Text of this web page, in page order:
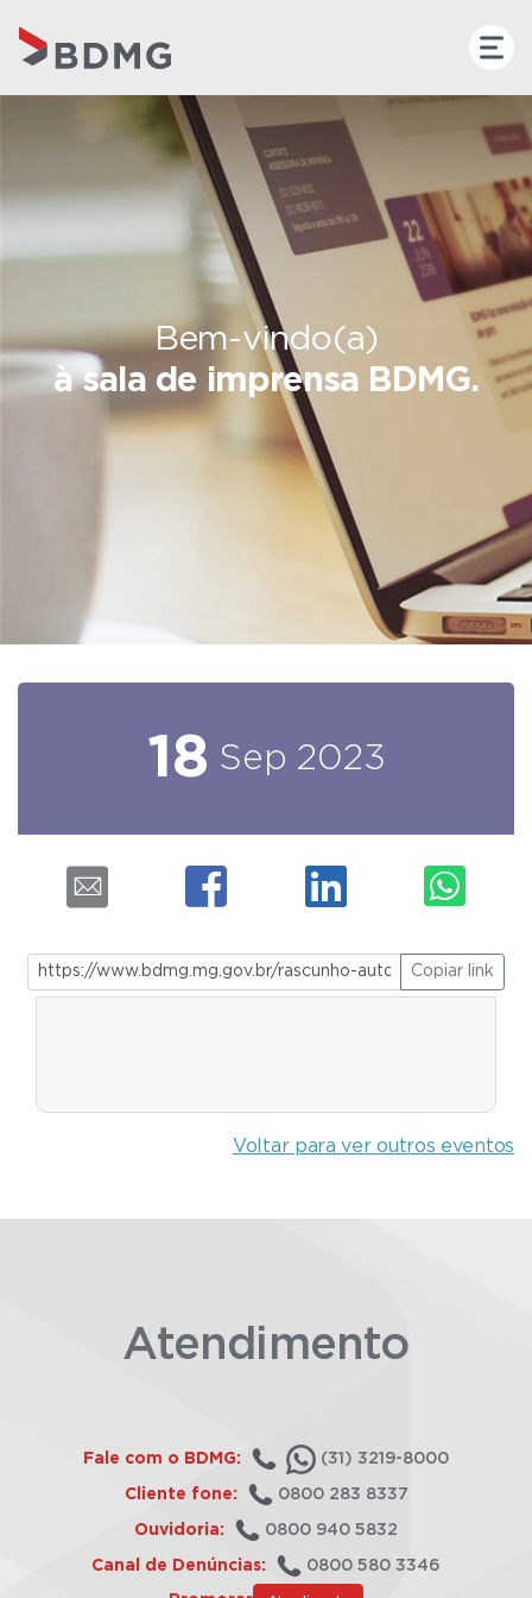
Bem-vindo(a)
à sala de imprensa BDMG.
18 Sep 2023
Copiar link
Voltar para ver outros eventos
Atendimento
Fale com o BDMG: (31) 3219-8000
Cliente fone: 0800 283 8337
Ouvidoria: 0800 940 5832
Canal de Denúncias: 0800 580 3346